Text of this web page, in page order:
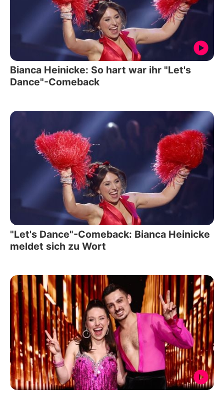
Bianca Heinicke: So hart war ihr "Let's
Dance"-Comeback
"Let's Dance"-Comeback: Bianca Heinicke
meldet sich zu Wort